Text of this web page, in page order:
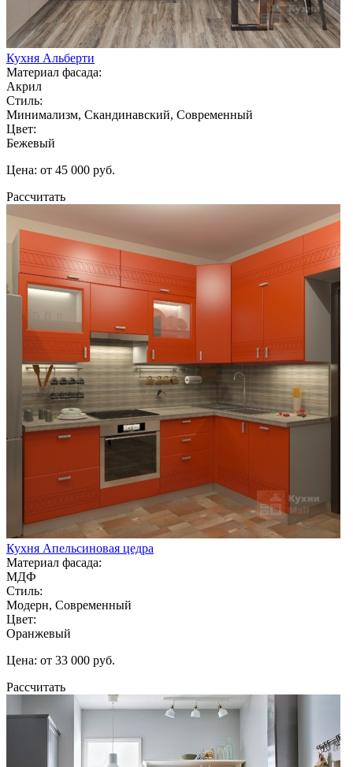
Кухня Альберти
Материал фасада:
Акрил
Стиль:
Минимализм, Скандинавский, Современный
Цвет:
Бежевый
Цена: от 45 000 руб.
Рассчитать
Кухня Апельсиновая цедра
Материал фасада:
МДФ
Стиль:
Модерн, Современный
Цвет:
Оранжевый
Цена: от 33 000 руб.
Рассчитать